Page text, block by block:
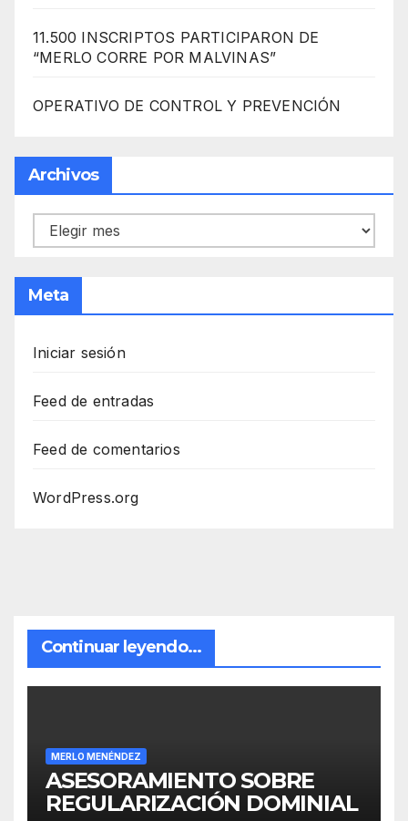
11.500 INSCRIPTOS PARTICIPARON DE
“MERLO CORRE POR MALVINAS”
OPERATIVO DE CONTROL Y PREVENCIÓN
Archivos
Archivos
Meta
Iniciar sesión
Feed de entradas
Feed de comentarios
WordPress.org
Continuar leyendo...
MERLO MENÉNDEZ
ASESORAMIENTO SOBRE
REGULARIZACIÓN DOMINIAL